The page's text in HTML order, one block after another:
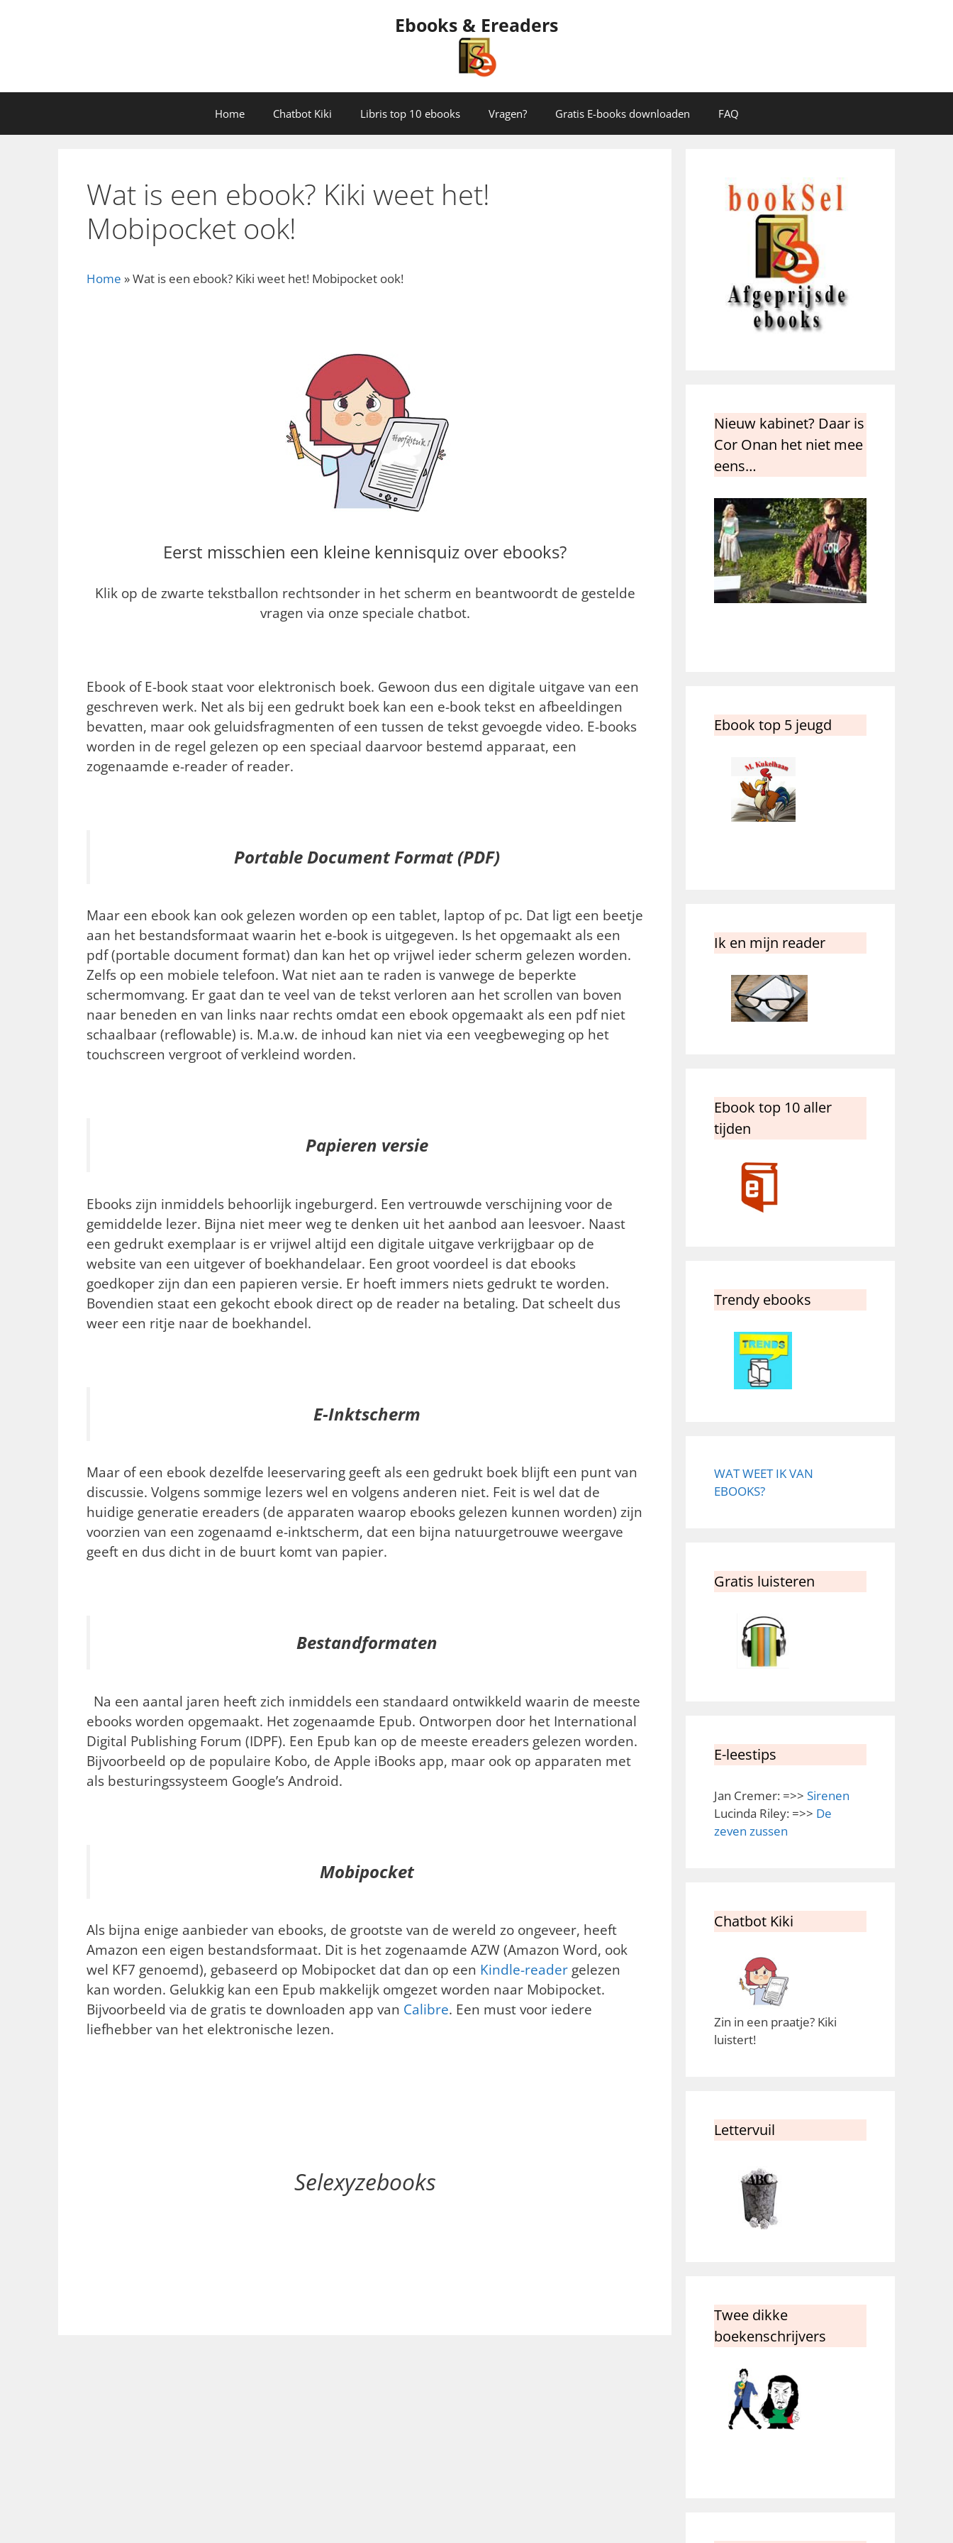
Ebooks & Ereaders
Home Chatbot Kiki Libris top 10 ebooks Vragen? Gratis E-books downloaden FAQ
Wat is een ebook? Kiki weet het!
Mobipocket ook!
Home »Wat is een ebook? Kiki weet het! Mobipocket ook!
Eerst misschien een kleine kennisquiz over ebooks?
Klik op de zwarte tekstballon rechtsonder in het scherm en beantwoordt de gestelde
vragen via onze speciale chatbot.
Ebook of E-book staat voor elektronisch boek. Gewoon dus een digitale uitgave van een
geschreven werk. Net als bij een gedrukt boek kan een e-book tekst en afbeeldingen
bevatten, maar ook geluidsfragmenten of een tussen de tekst gevoegde video. E-books
worden in de regel gelezen op een speciaal daarvoor bestemd apparaat, een
zogenaamde e-reader of reader.
Portable Document Format (PDF)
Maar een ebook kan ook gelezen worden op een tablet, laptop of pc. Dat ligt een beetje
aan het bestandsformaat waarin het e-book is uitgegeven. Is het opgemaakt als een
pdf (portable document format) dan kan het op vrijwel ieder scherm gelezen worden.
Zelfs op een mobiele telefoon. Wat niet aan te raden is vanwege de beperkte
schermomvang. Er gaat dan te veel van de tekst verloren aan het scrollen van boven
naar beneden en van links naar rechts omdat een ebook opgemaakt als een pdf niet
schaalbaar (reflowable) is. M.a.w. de inhoud kan niet via een veegbeweging op het
touchscreen vergroot of verkleind worden.
Papieren versie
Ebooks zijn inmiddels behoorlijk ingeburgerd. Een vertrouwde verschijning voor de
gemiddelde lezer. Bijna niet meer weg te denken uit het aanbod aan leesvoer. Naast
een gedrukt exemplaar is er vrijwel altijd een digitale uitgave verkrijgbaar op de
website van een uitgever of boekhandelaar. Een groot voordeel is dat ebooks
goedkoper zijn dan een papieren versie. Er hoeft immers niets gedrukt te worden.
Bovendien staat een gekocht ebook direct op de reader na betaling. Dat scheelt dus
weer een ritje naar de boekhandel.
E-Inktscherm
Maar of een ebook dezelfde leeservaring geeft als een gedrukt boek blijft een punt van
discussie. Volgens sommige lezers wel en volgens anderen niet. Feit is wel dat de
huidige generatie ereaders (de apparaten waarop ebooks gelezen kunnen worden) zijn
voorzien van een zogenaamd e-inktscherm, dat een bijna natuurgetrouwe weergave
geeft en dus dicht in de buurt komt van papier.
Bestandformaten
Na een aantal jaren heeft zich inmiddels een standaard ontwikkeld waarin de meeste
ebooks worden opgemaakt. Het zogenaamde Epub. Ontworpen door het International
Digital Publishing Forum (IDPF). Een Epub kan op de meeste ereaders gelezen worden.
Bijvoorbeeld op de populaire Kobo, de Apple iBooks app, maar ook op apparaten met
als besturingssysteem Google’s Android.
Mobipocket
Als bijna enige aanbieder van ebooks, de grootste van de wereld zo ongeveer, heeft
Amazon een eigen bestandsformaat. Dit is het zogenaamde AZW (Amazon Word, ook
wel KF7 genoemd), gebaseerd op Mobipocket dat dan op een Kindle-reader gelezen
kan worden. Gelukkig kan een Epub makkelijk omgezet worden naar Mobipocket.
Bijvoorbeeld via de gratis te downloaden app van Calibre. Een must voor iedere
liefhebber van het elektronische lezen.
Selexyzebooks
Nieuw kabinet? Daar is
Cor Onan het niet mee
eens…
Ebook top 5 jeugd
Ik en mijn reader
Ebook top 10 aller
tijden
Trendy ebooks
WAT WEET IK VAN
EBOOKS?
Gratis luisteren
E-leestips
Jan Cremer: =>> Sirenen
Lucinda Riley: =>> De
zeven zussen
Chatbot Kiki
Zin in een praatje? Kiki
luistert!
Lettervuil
Twee dikke
boekenschrijvers